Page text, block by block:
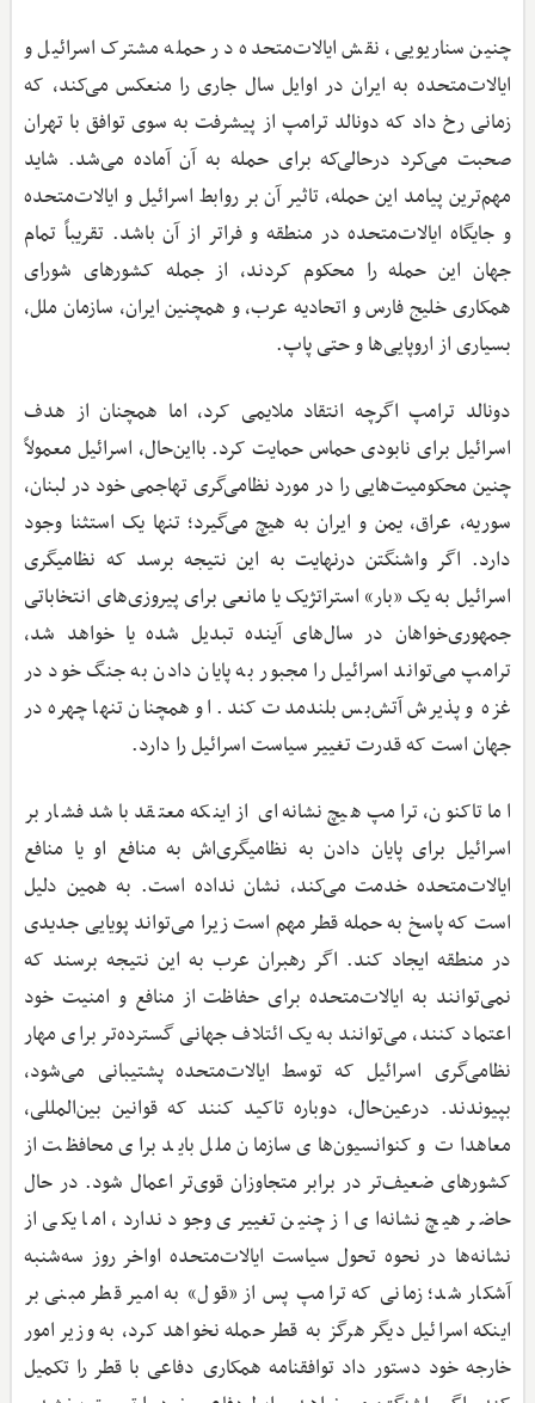
چنین سناریویی، نقش ایالات‌متحده در حمله مشترک اسرائیل و
ایالات‌متحده به ایران در اوایل سال جاری را منعکس می‌کند، که
زمانی رخ داد که دونالد ترامپ از پیشرفت به سوی توافق با تهران
صحبت می‌کرد درحالی‌که برای حمله به آن آماده می‌شد. شاید
مهم‌ترین پیامد این حمله، تاثیر آن بر روابط اسرائیل و ایالات‌متحده
و جایگاه ایالات‌متحده در منطقه و فراتر از آن باشد. تقریباً تمام
جهان این حمله را محکوم کردند، از جمله کشورهای شورای
همکاری خلیج فارس و اتحادیه عرب، و همچنین ایران، سازمان ملل،
بسیاری از اروپایی‌ها و حتی پاپ.
دونالد ترامپ اگرچه انتقاد ملایمی کرد، اما همچنان از هدف
اسرائیل برای نابودی حماس حمایت کرد. بااین‌حال، اسرائیل معمولاً
چنین محکومیت‌هایی را در مورد نظامی‌گری تهاجمی خود در لبنان،
سوریه، عراق، یمن و ایران به هیچ می‌گیرد؛ تنها یک استثنا وجود
دارد. اگر واشنگتن درنهایت به این نتیجه برسد که نظامیگری
اسرائیل به یک «بار» استراتژیک یا مانعی برای پیروزی‌های انتخاباتی
جمهوری‌خواهان در سال‌های آینده تبدیل شده یا خواهد شد،
ترامپ می‌تواند اسرائیل را مجبور به پایان دادن به جنگ خود در
غزه و پذیرش آتش‌بس بلندمدت کند. او همچنان تنها چهره در
جهان است که قدرت تغییر سیاست اسرائیل را دارد.
اما تاکنون، ترامپ هیچ نشانه‌ای از اینکه معتقد باشد فشار بر
اسرائیل برای پایان دادن به نظامیگری‌اش به منافع او یا منافع
ایالات‌متحده خدمت می‌کند، نشان نداده است. به همین دلیل
است که پاسخ به حمله قطر مهم است زیرا می‌تواند پویایی جدیدی
در منطقه ایجاد کند. اگر رهبران عرب به این نتیجه برسند که
نمی‌توانند به ایالات‌متحده برای حفاظت از منافع و امنیت خود
اعتماد کنند، می‌توانند به یک ائتلاف جهانی گسترده‌تر برای مهار
نظامی‌گری اسرائیل که توسط ایالات‌متحده پشتیبانی می‌شود،
بپیوندند. درعین‌حال، دوباره تاکید کنند که قوانین بین‌المللی،
معاهدات و کنوانسیون‌های سازمان ملل باید برای محافظت از
کشورهای ضعیف‌تر در برابر متجاوزان قوی‌تر اعمال شود. در حال
حاضر هیچ نشانه‌ای از چنین تغییری وجود ندارد، اما یکی از
نشانه‌ها در نحوه تحول سیاست ایالات‌متحده اواخر روز سه‌شنبه
آشکار شد؛ زمانی که ترامپ پس از «قول» به امیر قطر مبنی بر
اینکه اسرائیل دیگر هرگز به قطر حمله نخواهد کرد، به وزیر امور
خارجه خود دستور داد توافقنامه همکاری دفاعی با قطر را تکمیل